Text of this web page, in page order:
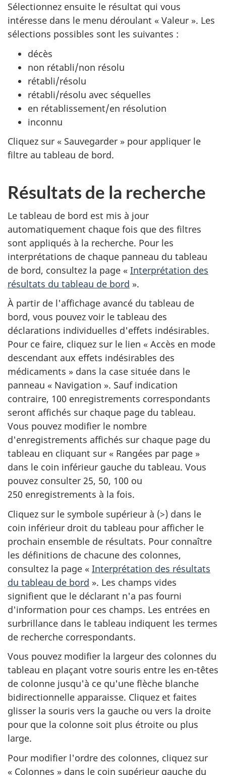
Sélectionnez ensuite le résultat qui vous
intéresse dans le menu déroulant « Valeur ». Les
sélections possibles sont les suivantes :
décès
non rétabli/non résolu
rétabli/résolu
rétabli/résolu avec séquelles
en rétablissement/en résolution
inconnu
Cliquez sur « Sauvegarder » pour appliquer le
filtre au tableau de bord.
Résultats de la recherche
Le tableau de bord est mis à jour
automatiquement chaque fois que des filtres
sont appliqués à la recherche. Pour les
interprétations de chaque panneau du tableau
de bord, consultez la page « Interprétation des
résultats du tableau de bord ».
À partir de l'affichage avancé du tableau de
bord, vous pouvez voir le tableau des
déclarations individuelles d'effets indésirables.
Pour ce faire, cliquez sur le lien « Accès en mode
descendant aux effets indésirables des
médicaments » dans la case située dans le
panneau « Navigation ». Sauf indication
contraire, 100 enregistrements correspondants
seront affichés sur chaque page du tableau.
Vous pouvez modifier le nombre
d'enregistrements affichés sur chaque page du
tableau en cliquant sur « Rangées par page »
dans le coin inférieur gauche du tableau. Vous
pouvez consulter 25, 50, 100 ou
250 enregistrements à la fois.
Cliquez sur le symbole supérieur à (>) dans le
coin inférieur droit du tableau pour afficher le
prochain ensemble de résultats. Pour connaître
les définitions de chacune des colonnes,
consultez la page « Interprétation des résultats
du tableau de bord ». Les champs vides
signifient que le déclarant n'a pas fourni
d'information pour ces champs. Les entrées en
surbrillance dans le tableau indiquent les termes
de recherche correspondants.
Vous pouvez modifier la largeur des colonnes du
tableau en plaçant votre souris entre les en-têtes
de colonne jusqu'à ce qu'une flèche blanche
bidirectionnelle apparaisse. Cliquez et faites
glisser la souris vers la gauche ou vers la droite
pour que la colonne soit plus étroite ou plus
large.
Pour modifier l'ordre des colonnes, cliquez sur
« Colonnes » dans le coin supérieur gauche du